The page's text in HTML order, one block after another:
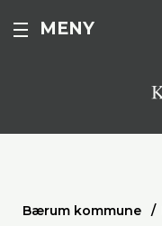
MENY
Bærum kommune